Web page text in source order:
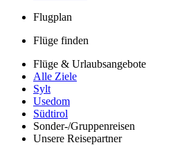
Flugplan
Flüge finden
Flüge & Urlaubsangebote
Alle Ziele
Sylt
Usedom
Südtirol
Sonder-/Gruppenreisen
Unsere Reisepartner